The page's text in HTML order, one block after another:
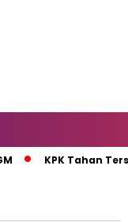
KPK Tahan